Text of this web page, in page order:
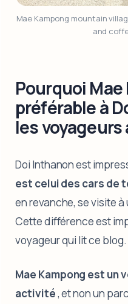
Mae Kampong mountain
and
Pourquoi
préférable à
les
Doi Inthanon est
est celui des cars de
en revanche, se visite
Cette différence est
voyageur qui lit ce blog.
Mae Kampong est un
activité, et non un